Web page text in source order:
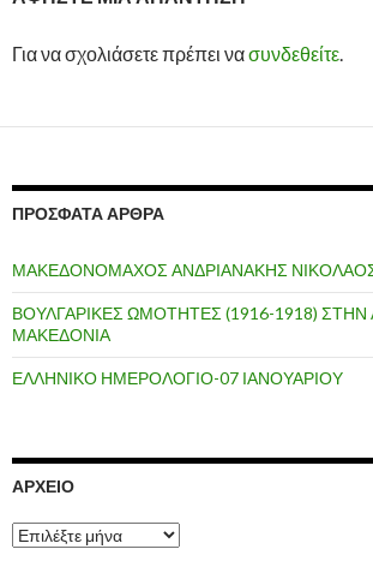
Για να σχολιάσετε πρέπει νασυνδεθείτε.
ΠΡΌΣΦΑΤΑ ΆΡΘΡΑ
ΜΑΚΕΔΟΝΟΜΑΧΟΣ ΑΝΔΡΙΑΝΑΚΗΣ
ΒΟΥΛΓΑΡΙΚΕΣ ΩΜΟΤΗΤΕΣ (1916-1918) ΣΤΗΝ
ΜΑΚΕΔΟΝΙΑ
ΕΛΛΗΝΙΚΟ ΗΜΕΡΟΛΟΓΙΟ-07 ΙΑΝΟΥΑΡΙΟΥ
ΑΡΧΕΊΟ
Α
ρ